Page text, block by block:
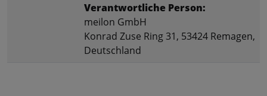
Verantwortliche Person:
meilon GmbH
Konrad Zuse Ring 31, 53424 Remagen,
Deutschland